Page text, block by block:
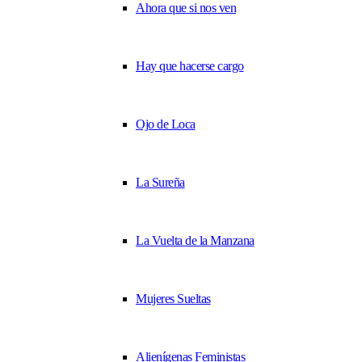
Ahora que si nos ven
Hay que hacerse cargo
Ojo de Loca
La Sureña
La Vuelta de la Manzana
Mujeres Sueltas
Alienígenas Feministas